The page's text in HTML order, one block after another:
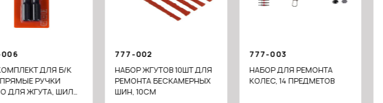
ДЛЯ Б/К
РУЧКИ
ДЛЯ ЖГУТА, ШИЛО
777-002
НАБОР ЖГУТОВ 10ШТ ДЛЯ
РЕМОНТА БЕСКАМЕРНЫХ
ШИН, 10СМ
777-003
НАБОР ДЛЯ РЕМОНТА
КОЛЕС, 14 ПРЕДМЕТОВ